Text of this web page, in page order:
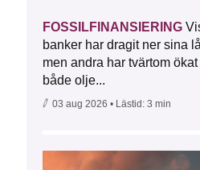
FOSSILFINANSIERING
banker har dragit ner sina
men andra har tvärtom
både olje...
03 aug 2026 • Lästid: 3 min